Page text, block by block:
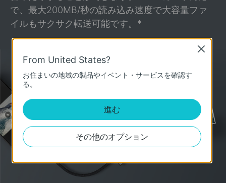
で、最大200MB/秒の読み込み速度で大容量ファ
イルもサクサク転送可能です。 *
From United States?
お住まいの地域の製品やイベント・サービスを確認す
る。
進む
その他のオプション
Close